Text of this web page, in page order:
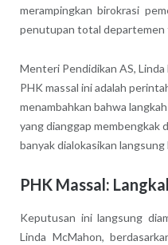
merampingkan birokrasi
penutupan total
Menteri Pendidikan AS,
PHK massal ini adalah
menambahkan bahwa
yang dianggap membengkak
banyak dialokasikan
PHK Massal:
Keputusan ini langsung
Linda McMahon,